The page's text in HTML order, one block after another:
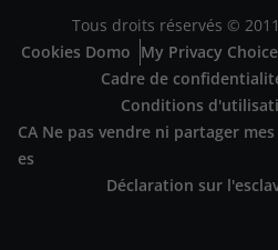
Tous droits réservés ©
Cookies Domo My Privacy
Cadre de
Conditions
CA Ne pas vendre ni partager
es
Déclaration sur